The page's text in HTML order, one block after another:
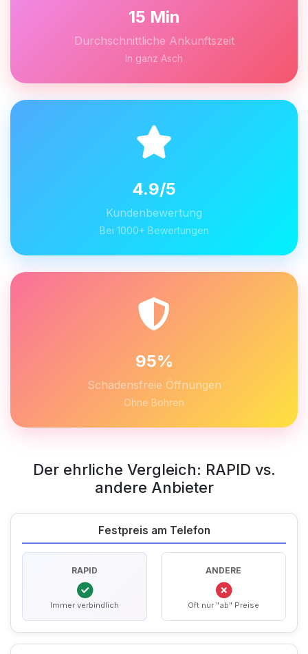
15 Min
Durchschnittliche Ankunftszeit
In ganz Asch
4.9/5
Kundenbewertung
Bei 1000+ Bewertungen
95%
Schadensfreie Öffnungen
Ohne Bohren
Der ehrliche Vergleich: RAPID vs.
andere Anbieter
Festpreis am Telefon
RAPID
Immer verbindlich
ANDERE
Oft nur "ab" Preise